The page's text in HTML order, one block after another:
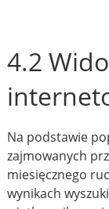
4.2
Na podstawie
zajmowanych
miesięcznego
wynikach